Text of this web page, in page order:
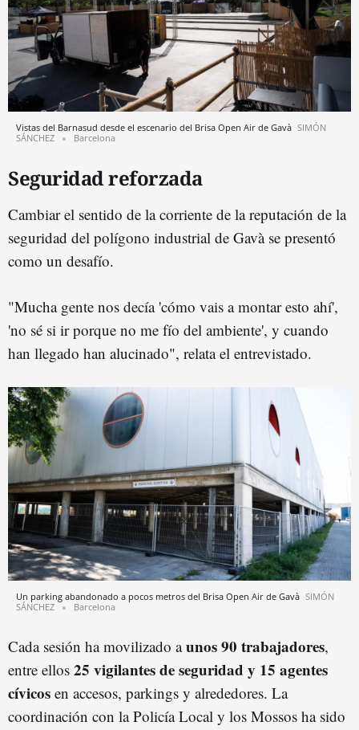
Vistas del Barnasud desde el escenario del Brisa Open Air de Gavà SIMÓN
SÁNCHEZ
Barcelona
Seguridad reforzada
Cambiar el sentido de la corriente de la reputación de la
seguridad del polígono industrial de Gavà se presentó
como un desafío.
"Mucha gente nos decía 'cómo vais a montar esto ahí',
'no sé si ir porque no me fío del ambiente', y cuando
han llegado han alucinado", relata el entrevistado.
Un parking abandonado a pocos metros del Brisa Open Air de Gavà SIMÓN
SÁNCHEZ
Barcelona
Cada sesión ha movilizado aunos 90 trabajadores,
entre ellos 25 vigilantes de seguridad y 15 agentes
cívicos en accesos, parkings y alrededores. La
coordinación con la Policía Local y los Mossos ha sido